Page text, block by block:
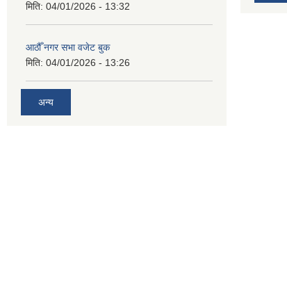
मिति: 04/01/2026 - 13:32
आठौँ नगर सभा वजेट बुक
मिति: 04/01/2026 - 13:26
अन्य